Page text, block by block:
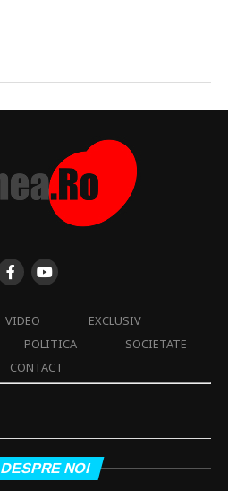
VIDEO
EXCLUSIV
POLITICA
SOCIETATE
CONTACT
DESPRE NOI